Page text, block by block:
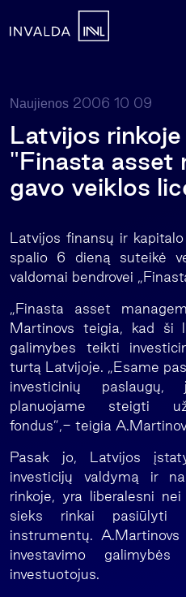
Naujienos 2006 10 09
Latvijos
"Finasta asset
gavo veiklos
Latvijos finansų ir
spalio 6 dieną suteikė
valdomai bendrovei
„Finasta asset
Martinovs teigia, kad ši
galimybes teikti
turtą Latvijoje. „Esame
investicinių
planuojame steigti
fondus”,- teigia
Pasak jo, Latvijos
investicijų valdymą ir
rinkoje, yra liberalesni
sieks rinkai pasiūlyti
instrumentų.
investavimo
investuotojus.